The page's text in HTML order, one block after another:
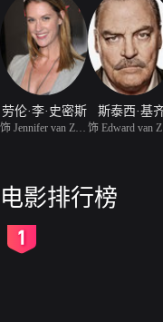
劳伦·李·史密斯 斯泰西·基
电影排行榜